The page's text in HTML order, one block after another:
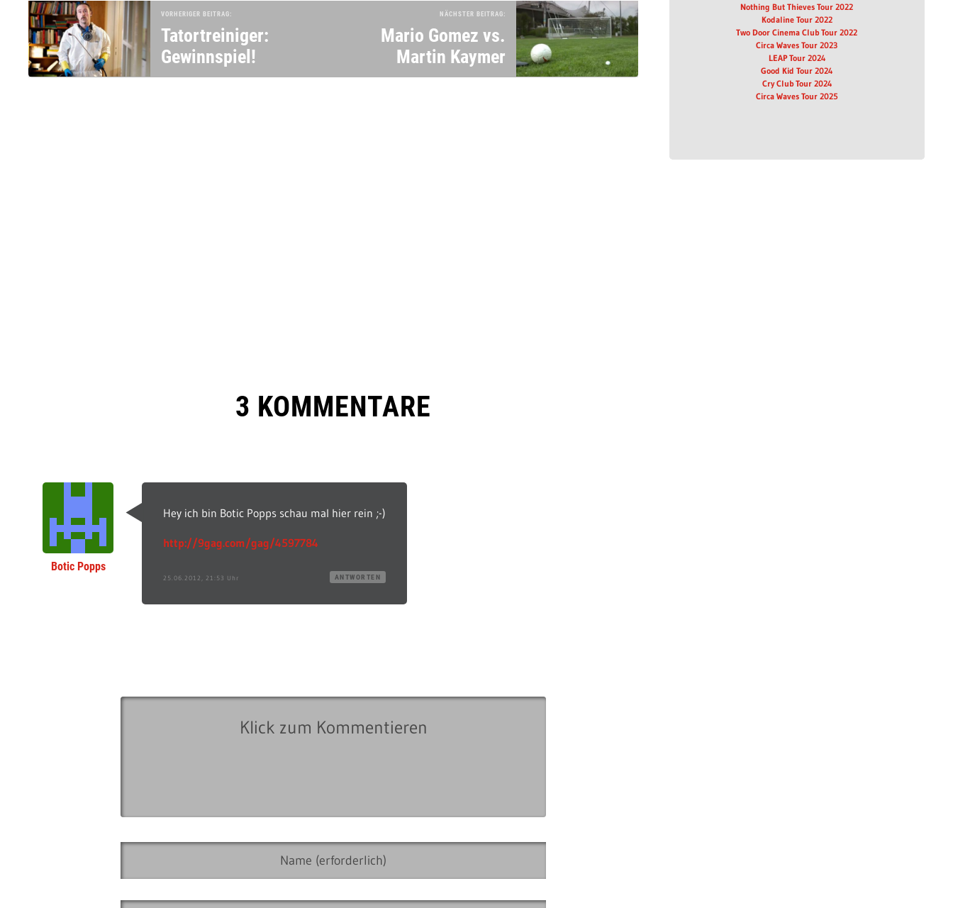
VORHERIGER BEITRAG:
Tatortreiniger:
Gewinnspiel!
NÄCHSTER BEITRAG:
Mario Gomez vs.
Martin Kaymer
3 KOMMENTARE
Botic Popps
Hey ich bin Botic Popps schau mal hier rein ;-)
http://9gag.com/gag/4597784
25.06.2012, 21:53 Uhr ANTWORTEN
Nothing But Thieves Tour 2022
Kodaline Tour 2022
Two Door Cinema Club Tour 2022
Circa Waves Tour 2023
LEAP Tour 2024
Good Kid Tour 2024
Cry Club Tour 2024
Circa Waves Tour 2025